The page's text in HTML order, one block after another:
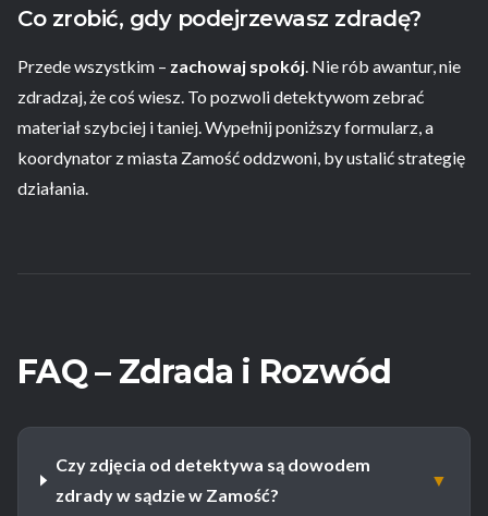
Co zrobić, gdy podejrzewasz zdradę?
Przede wszystkim – zachowaj spokój. Nie rób awantur, nie
zdradzaj, że coś wiesz. To pozwoli detektywom zebrać
materiał szybciej i taniej. Wypełnij poniższy formularz, a
koordynator z miasta Zamość oddzwoni, by ustalić strategię
działania.
FAQ – Zdrada i Rozwód
Czy zdjęcia od detektywa są dowodem
zdrady w sądzie w Zamość?
▼